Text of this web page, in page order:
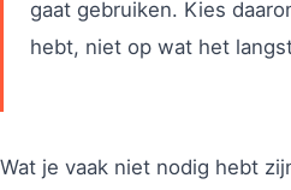
gaat gebruiken. Kies
hebt, niet op wat het
Wat je vaak niet nodig hebt